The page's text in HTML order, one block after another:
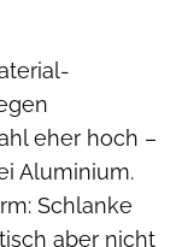
eher hoch –
Aluminium.
Schlanke
aber nicht